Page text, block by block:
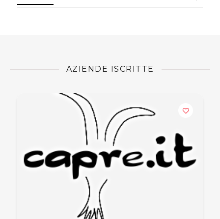
AZIENDE ISCRITTE